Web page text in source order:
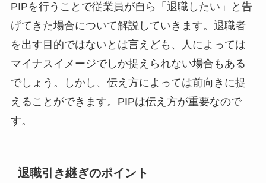
PIPを行うことで従業員が自ら「退職したい」と告
げてきた場合について解説していきます。退職者
を出す目的ではないとは言えども、人によっては
マイナスイメージでしか捉えられない場合もある
でしょう。しかし、伝え方によっては前向きに捉
えることができます。PIPは伝え方が重要なので
す。
退職引き継ぎのポイント